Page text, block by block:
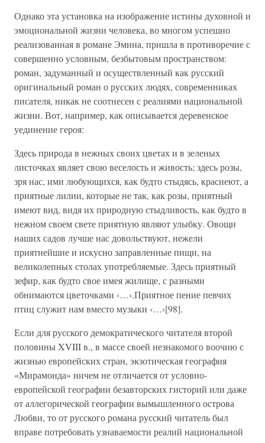
Однако эта установка на изображение истины духовной и
эмоциональной жизни человека, во многом успешно
реализованная в романе Эмина, пришла в противоречие с
совершенно условным, безбытовым пространством:
роман, задуманный и осуществленный как русский
оригинальный роман о русских людях, современниках
писателя, никак не соотнесен с реалиями национальной
жизни. Вот, например, как описывается деревенское
уединение героя:
Здесь природа в нежных своих цветах и в зеленых
листочках являет свою веселость и живость; здесь розы,
зря нас, ими любующихся, как будто стыдясь, краснеют, а
приятные лилии, которые не так, как розы, приятный
имеют вид, видя их природную стыдливость, как будто в
нежном своем свете приятную являют улыбку. Овощи
наших садов лучше нас довольствуют, нежели
приятнейшие и искусно заправленные пищи, на
великолепных столах употребляемые. Здесь приятный
зефир, как будто свое имея жилище, с разными
обнимаются цветочками ‹…›.Приятное пение певчих
птиц служит нам вместо музыки ‹…›[98].
Если для русского демократического читателя второй
половины XVIII в., в массе своей незнакомого воочию с
жизнью европейских стран, экзотическая география
«Мирамонда» ничем не отличается от условно-
европейской географии безавторских гисторий или даже
от аллегорической географии вымышленного острова
Любви, то от русского романа русский читатель был
вправе потребовать узнаваемости реалий национальной